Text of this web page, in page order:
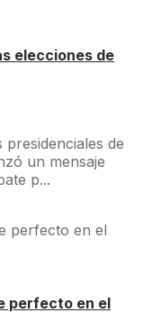
elecciones de
de
un mensaje
p...
perfecto en el